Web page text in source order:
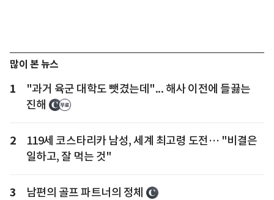
많이 본 뉴스
1
"과거 육군 대학도 뺏겼는데"... 해사 이전에 들끓는
진해
2
119세 코스타리카 남성, 세계 최고령 도전… "비결은
일하고, 잘 먹는 것"
3 남편의 골프 파트너의 정체